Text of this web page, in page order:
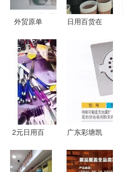
外贸原单
日用礼品市
场的隐藏商
机
日用百货在
关键信息一
览 | 日用百
货渠道详解
2元日用百
信息指南
广东彩塘凯
批发不锈钢